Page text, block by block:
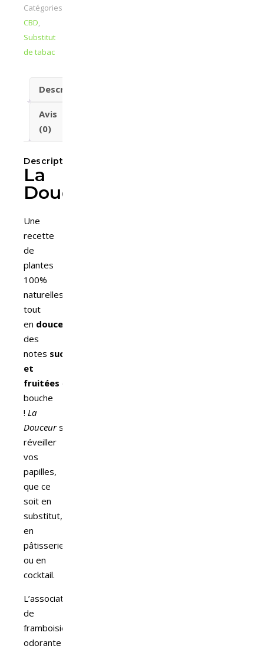
Catégories :
CBD,
Substitut
de tabac
Description
Avis
(0)
Description
La
Douceur
Une
recette
de
plantes
100%
naturelles
tout
en douceur
des
notes sucrées
et
fruitées en
bouche
! La
Douceursaura
réveiller
vos
papilles,
que ce
soit en
substitut,
en
pâtisserie
ou en
cocktail.
L’association feuilles
de
framboisier et aspérule
odorante